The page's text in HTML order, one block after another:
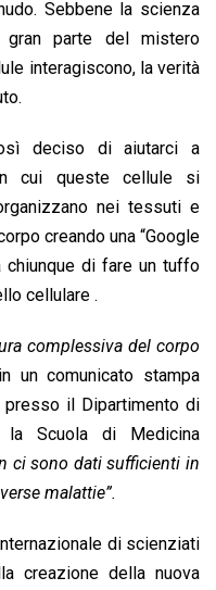
y
L
i
n
n
t
Sebbene la scienza
gran parte del mistero
interagiscono, la verità
deciso di aiutarci a
cui queste cellule si
nei tessuti e
creando una “Google
chiunque di fare un tuffo
cellulare .
complessiva del corpo
un comunicato stampa
il Dipartimento di
la Scuola di Medicina
ci sono dati sufficienti in
malattie”.
di scienziati
creazione della nuova